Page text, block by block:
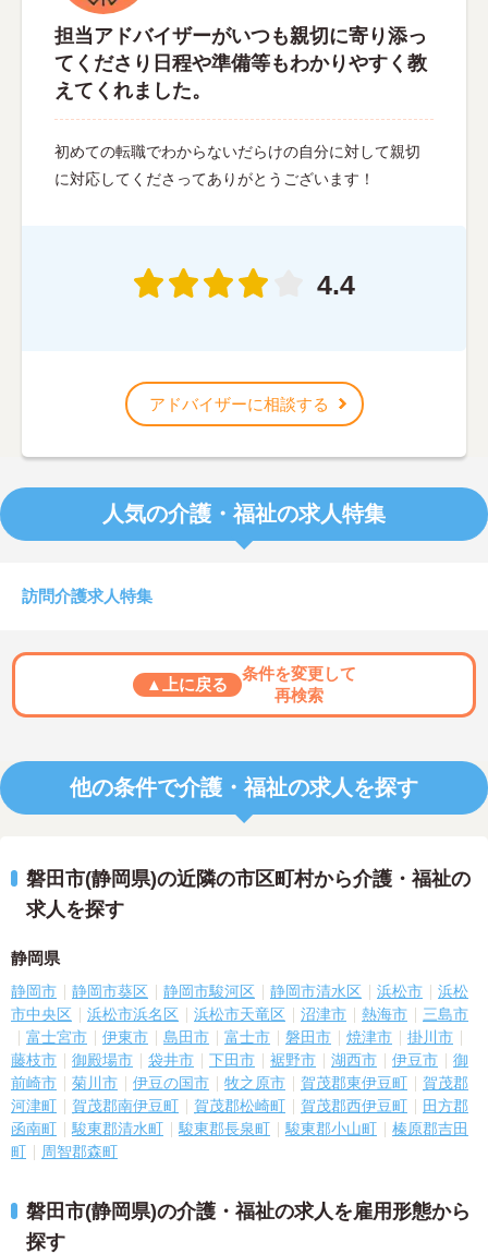
担当アドバイザーがいつも親切に寄り添っ
てくださり日程や準備等もわかりやすく教
えてくれました。
初めての転職でわからないだらけの自分に対して親切
に対応してくださってありがとうございます！
4.4
アドバイザーに相談する
人気の介護・福祉の求人特集
訪問介護求人特集
▲上に戻る
条件を変更して
再検索
他の条件で介護・福祉の求人を探す
磐田市(静岡県)の近隣の市区町村から介護・福祉の
求人を探す
静岡県
静岡市 静岡市葵区 静岡市駿河区 静岡市清水区 浜松市
浜松
市中央区
浜松市浜名区 浜松市天竜区 沼津市 熱海市
三島市
富士宮市
伊東市 島田市 富士市 磐田市 焼津市
掛川市
藤枝市
御殿場市 袋井市 下田市 裾野市 湖西市 伊豆市
御
前崎市
菊川市 伊豆の国市 牧之原市 賀茂郡東伊豆町
賀茂郡
河津町
賀茂郡南伊豆町 賀茂郡松崎町 賀茂郡西伊豆町
田方郡
函南町
駿東郡清水町 駿東郡長泉町 駿東郡小山町
榛原郡吉田
町
周智郡森町
磐田市(静岡県)の介護・福祉の求人を雇用形態から
探す